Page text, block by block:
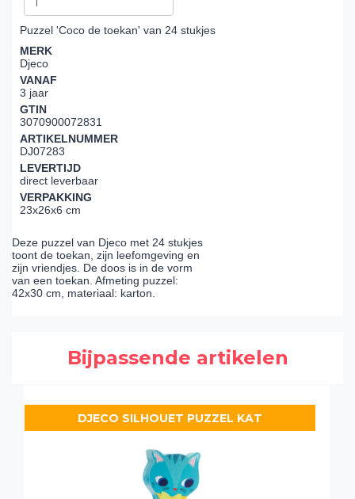
Puzzel 'Coco de toekan' van 24 stukjes
MERK
Djeco
VANAF
3 jaar
GTIN
3070900072831
ARTIKELNUMMER
DJ07283
LEVERTIJD
direct leverbaar
VERPAKKING
23x26x6 cm
Deze puzzel van Djeco met 24 stukjes
toont de toekan, zijn leefomgeving en
zijn vriendjes. De doos is in de vorm
van een toekan. Afmeting puzzel:
42x30 cm, materiaal: karton.
Bijpassende artikelen
DJECO SILHOUET PUZZEL KAT